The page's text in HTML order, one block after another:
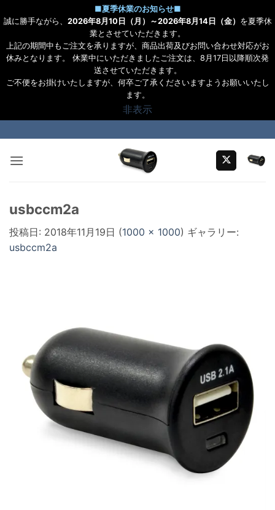
■夏季休業のお知らせ■
誠に勝手ながら、 2026年8月10日（月）～2026年8月14日（金） を夏季休
業とさせていただきます。
上記の期間中もご注文を承りますが、商品出荷及びお問い合わせ対応がお
休みとなります。 休業中にいただきましたご注文は、8月17日以降順次発
送させていただきます。
ご不便をお掛けいたしますが、何卒ご了承くださいますようお願いいたし
ます。
非表示
to
content
usbccm2a
投稿日: 2018年11月19日 (1000 × 1000) ギャラリー:
usbccm2a